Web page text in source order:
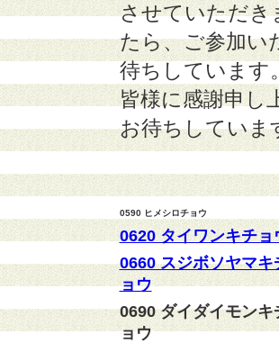
させていただき
たら、ご参加い
待ちしています
皆様に感謝申し
お待ちしてい
0590 ヒメシロチョウ
0620 タイワンキチョ
0660 スジボソヤマキ
ョウ
0690 ダイダイモンキ
ョウ